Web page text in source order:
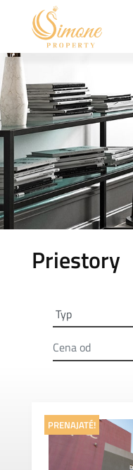
Priestory
PRENAJATÉ!